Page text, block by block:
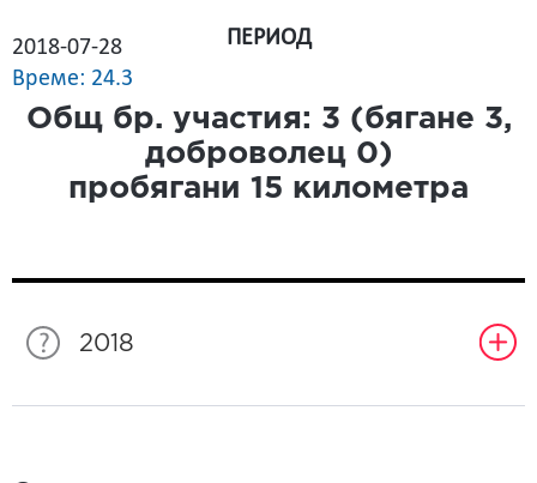
2018-07-28
Време: 24.3
ПЕРИОД
Общ бр. участия: 3 (бягане 3,
доброволец 0)
пробягани 15 километра
2018